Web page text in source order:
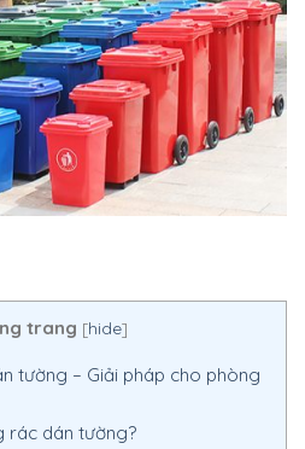
trang [hide]
tường – Giải pháp cho phòng
rác dán tường?